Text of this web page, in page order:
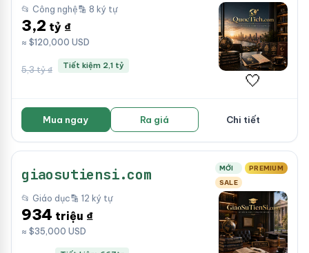
📂 Công nghệ🔡 8 ký tự
3,2 tỷ ₫
≈ $120,000 USD
5,3 tỷ ₫ Tiết kiệm 2,1 tỷ
🤍
Mua ngay Ra giá Chi tiết
giaosutiensi.com MỚI
PREMIUM
SALE
📂 Giáo dục🔡 12 ký tự
934 triệu ₫
≈ $35,000 USD